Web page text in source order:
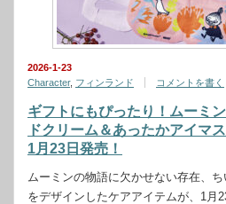
2026-1-23
Character, フィンランド コメントを書く
ギフトにもぴったり！ムーミ
ドクリーム＆あったかアイマ
1月23日発売！
ムーミンの物語に欠かせない存在、
をデザインしたケアアイテムが、1月